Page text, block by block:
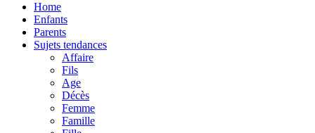
Home
Enfants
Parents
Sujets tendances
Affaire
Fils
Age
Décès
Femme
Famille